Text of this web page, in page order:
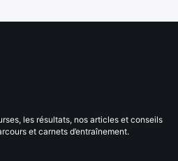
les résultats, nos articles et conseils
et carnets d’entraînement.